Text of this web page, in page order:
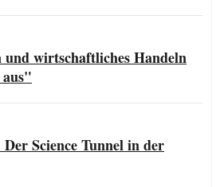
wirtschaftliches Handeln
Science Tunnel in der